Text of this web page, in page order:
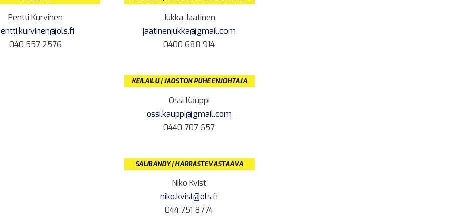
Pentti Kurvinen
040 557 2576
Jukka Jaatinen
jaatinenjukka@gmail.com
0400 688 914
KEILAILU | JAOSTON PUHEENJOHTAJA
Ossi Kauppi
ossi.kauppi@gmail.com
0440 707 657
SALIBANDY | HARRASTEVASTAAVA
Niko Kvist
niko.kvist@ols.fi
044 751 8774